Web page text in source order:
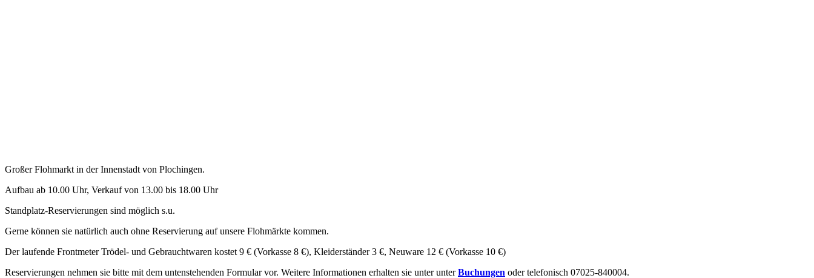
Großer Flohmarkt in der Innenstadt von Plochingen.
Aufbau ab 10.00 Uhr, Verkauf von 13.00 bis 18.00 Uhr
Standplatz-Reservierungen sind möglich s.u.
Gerne können sie natürlich auch ohne Reservierung auf unsere Flohmärkte kommen.
Der laufende Frontmeter Trödel- und Gebrauchtwaren kostet 9 € (Vorkasse 8 €), Kleiderständer 3 €, Neuware 12 € (Vorkasse 10 €)
Reservierungen nehmen sie bitte mit dem untenstehenden Formular vor. Weitere Informationen erhalten sie unter unterBuchungen oder telefonisch 07025-840004.